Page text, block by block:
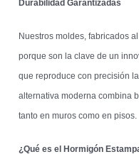
Durabilidad Garantizadas
Nuestros moldes, fabricados
porque son la clave de un
que reproduce con precisión
alternativa moderna combina
tanto en muros como en pisos.
¿Qué es el Hormigón